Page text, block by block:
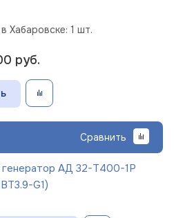
Хабаровске: 1 шт.
руб.
Сравнить
АД 32-Т400-1Р
G1)